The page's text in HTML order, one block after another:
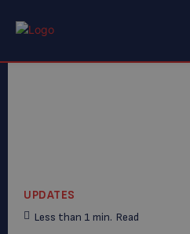
UPDATES
Less than 1 min. Read